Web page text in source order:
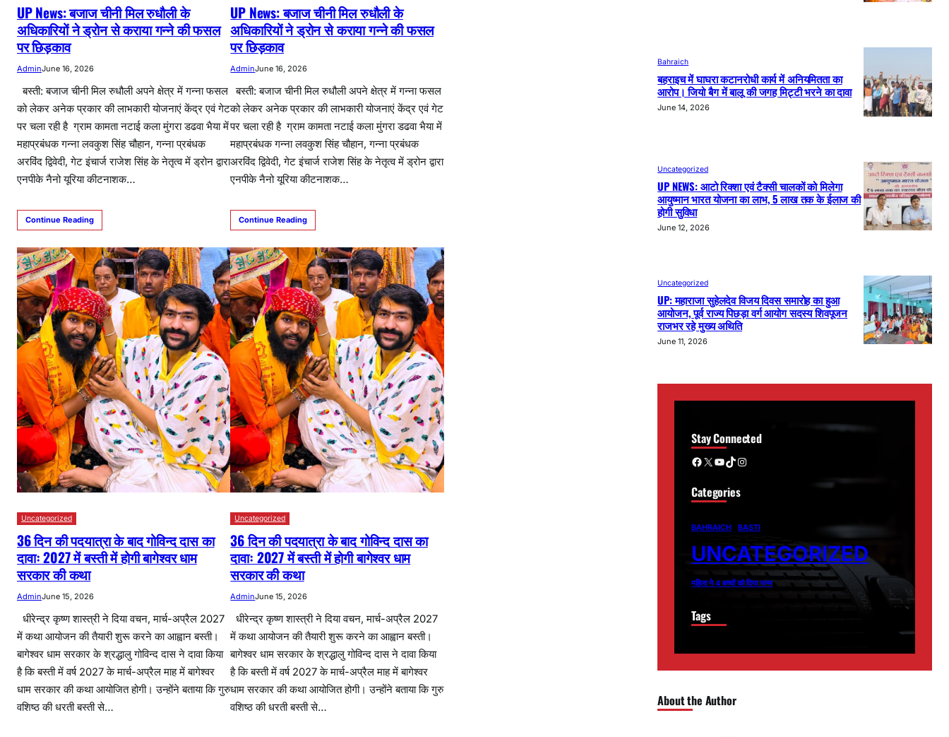
UP News: बजाज चीनी मिल रुधौली के
अधिकारियों ने ड्रोन से कराया गन्ने की फसल
पर छिड़काव
AdminJune 16, 2026
बस्ती: बजाज चीनी मिल रुधौली अपने क्षेत्र में गन्ना फसल
को लेकर अनेक प्रकार की लाभकारी योजनाएं केंद्र एवं गेट
पर चला रही है ग्राम कामता नटाई कला मुंगरा डढवा भैया में
महाप्रबंधक गन्ना लवकुश सिंह चौहान, गन्ना प्रबंधक
अरविंद द्विवेदी, गेट इंचार्ज राजेश सिंह के नेतृत्व में ड्रोन द्वारा
एनपीके नैनो यूरिया कीटनाशक…
Continue Reading
Uncategorized
36 दिन की पदयात्रा के बाद गोविन्द दास का
दावाः 2027 में बस्ती में होगी बागेश्वर धाम
सरकार की कथा
AdminJune 15, 2026
धीरेन्द्र कृष्ण शास्त्री ने दिया वचन, मार्च-अप्रैल 2027
में कथा आयोजन की तैयारी शुरू करने का आह्वान बस्ती।
बागेश्वर धाम सरकार के श्रद्धालु गोविन्द दास ने दावा किया
है कि बस्ती में वर्ष 2027 के मार्च-अप्रैल माह में बागेश्वर
धाम सरकार की कथा आयोजित होगी। उन्होंने बताया कि गुरु
वशिष्ठ की धरती बस्ती से…
UP News: बजाज चीनी मिल रुधौली के
अधिकारियों ने ड्रोन से कराया गन्ने की फसल
पर छिड़काव
AdminJune 16, 2026
बस्ती: बजाज चीनी मिल रुधौली अपने क्षेत्र में गन्ना फसल
को लेकर अनेक प्रकार की लाभकारी योजनाएं केंद्र एवं गेट
पर चला रही है ग्राम कामता नटाई कला मुंगरा डढवा भैया में
महाप्रबंधक गन्ना लवकुश सिंह चौहान, गन्ना प्रबंधक
अरविंद द्विवेदी, गेट इंचार्ज राजेश सिंह के नेतृत्व में ड्रोन द्वारा
एनपीके नैनो यूरिया कीटनाशक…
Continue Reading
Uncategorized
36 दिन की पदयात्रा के बाद गोविन्द दास का
दावाः 2027 में बस्ती में होगी बागेश्वर धाम
सरकार की कथा
AdminJune 15, 2026
धीरेन्द्र कृष्ण शास्त्री ने दिया वचन, मार्च-अप्रैल 2027
में कथा आयोजन की तैयारी शुरू करने का आह्वान बस्ती।
बागेश्वर धाम सरकार के श्रद्धालु गोविन्द दास ने दावा किया
है कि बस्ती में वर्ष 2027 के मार्च-अप्रैल माह में बागेश्वर
धाम सरकार की कथा आयोजित होगी। उन्होंने बताया कि गुरु
वशिष्ठ की धरती बस्ती से…
Bahraich
बहराइच में घाघरा कटानरोधी कार्य में अनियमितता का
आरोप। जियो बैग में बालू की जगह मिट्टी भरने का दावा
June 14, 2026
Uncategorized
UP NEWS: आटो रिक्शा एवं टैक्सी चालकों को मिलेगा
आयुष्मान भारत योजना का लाभ, 5 लाख तक के ईलाज की
होगी सुविधा
June 12, 2026
Uncategorized
UP: महाराजा सुहेलदेव विजय दिवस समारोह का हुआ
आयोजन, पूर्व राज्य पिछड़ा वर्ग आयोग सदस्य शिवपूजन
राजभर रहे मुख्य अथिति
June 11, 2026
Stay Connected
Facebook X YouTube TikTok Instagram
Categories
BAHRAICH BASTI
UNCATEGORIZED
महिला ने 4 बच्चों को दिया जन्म
Tags
About the Author